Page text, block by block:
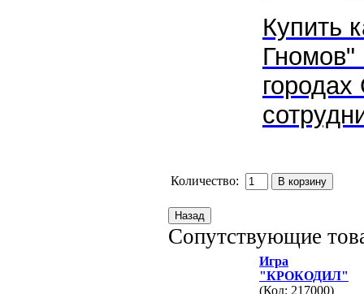
Купить
Количество:
Сопутствующие
Игра
"КРОКОДИЛ"
(Код: 217000)